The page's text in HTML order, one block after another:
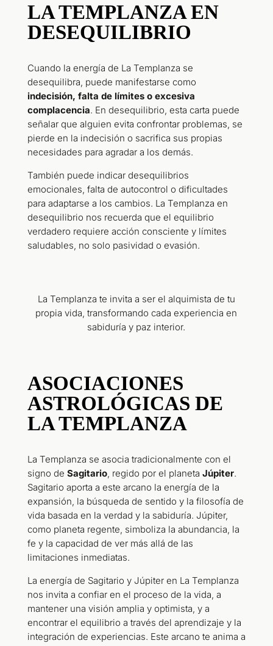
LA TEMPLANZA EN
DESEQUILIBRIO
Cuando la energía de La Templanza se
desequilibra, puede manifestarse como
indecisión, falta de límites o excesiva
complacencia. En desequilibrio, esta carta puede
señalar que alguien evita confrontar problemas, se
pierde en la indecisión o sacrifica sus propias
necesidades para agradar a los demás.
También puede indicar desequilibrios
emocionales, falta de autocontrol o dificultades
para adaptarse a los cambios. La Templanza en
desequilibrio nos recuerda que el equilibrio
verdadero requiere acción consciente y límites
saludables, no solo pasividad o evasión.
La Templanza te invita a ser el alquimista de tu
propia vida, transformando cada experiencia en
sabiduría y paz interior.
ASOCIACIONES
ASTROLÓGICAS DE
LA TEMPLANZA
La Templanza se asocia tradicionalmente con el
signo de Sagitario, regido por el planeta Júpiter.
Sagitario aporta a este arcano la energía de la
expansión, la búsqueda de sentido y la filosofía de
vida basada en la verdad y la sabiduría. Júpiter,
como planeta regente, simboliza la abundancia, la
fe y la capacidad de ver más allá de las
limitaciones inmediatas.
La energía de Sagitario y Júpiter en La Templanza
nos invita a confiar en el proceso de la vida, a
mantener una visión amplia y optimista, y a
encontrar el equilibrio a través del aprendizaje y la
integración de experiencias. Este arcano te anima a